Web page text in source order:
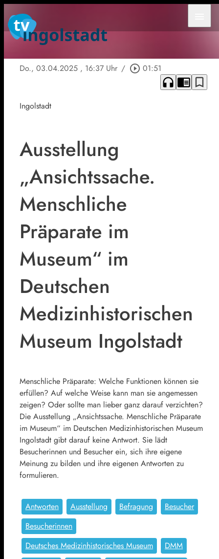
Do., 03.04.2025 , 16:37 Uhr / play_circle_outline 01:51
headphones chrome_reader_mode bookmark_border
Ingolstadt
Ausstellung
„Ansichtssache.
Menschliche
Präparate im
Museum“ im
Deutschen
Medizinhistorischen
Museum Ingolstadt
Menschliche Präparate: Welche Funktionen können sie
erfüllen? Auf welche Weise kann man sie angemessen
zeigen? Oder sollte man lieber ganz darauf verzichten?
Die Ausstellung „Ansichtssache. Menschliche Präparate
im Museum“ im Deutschen Medizinhistorischen Museum
Ingolstadt gibt darauf keine Antwort. Sie lädt
Besucherinnen und Besucher ein, sich ihre eigene
Meinung zu bilden und ihre eigenen Antworten zu
formulieren.
Antworten Ausstellung Befragung
Besucher
Besucherinnen
Deutsches Medizinhistorisches Museum
DMM